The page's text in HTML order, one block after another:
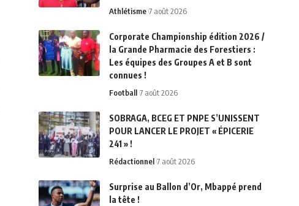
Athlétisme 7 août 2026
Corporate Championship édition 2026 /
la Grande Pharmacie des Forestiers :
Les équipes des Groupes A et B sont
connues !
Football 7 août 2026
SOBRAGA, BCEG ET PNPE S’UNISSENT
POUR LANCER LE PROJET « ÉPICERIE
241 » !
Rédactionnel 7 août 2026
Surprise au Ballon d’Or, Mbappé prend
la tête !